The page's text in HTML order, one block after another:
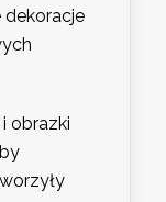
dekoracje
obrazki